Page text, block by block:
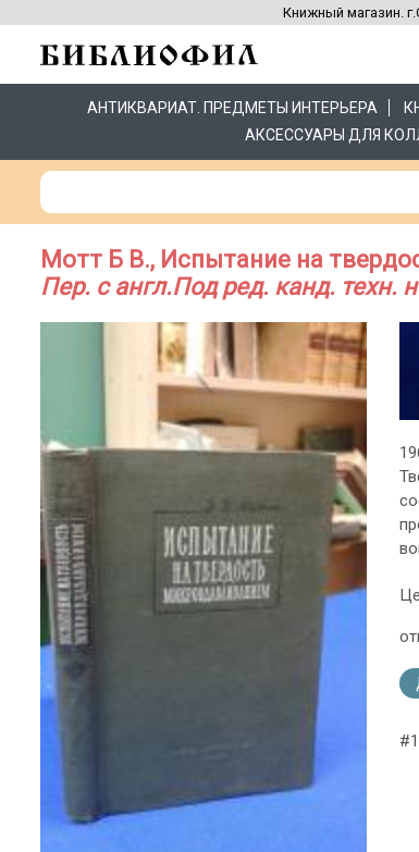
Книжный магазин.
АНТИКВАРИАТ. ПРЕДМЕТЫ ИНТЕРЬЕРА
АКСЕССУАРЫ ДЛЯ
Мотт Б В., Испытание на
Пер. с англ.Под ред. канд. техн.